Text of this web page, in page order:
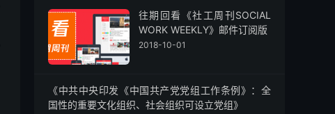
往期回看《社工周刊SOCIAL
WORK WEEKLY》邮件订阅版
2018-10-01
《中共中央印发《中国共产党党组工作条例》：全
国性的重要文化组织、社会组织可设立党组》